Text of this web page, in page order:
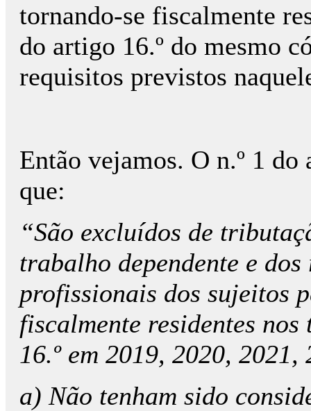
tornando-se fiscalmente
do artigo 16.º do mesmo
requisitos previstos
Então vejamos. O n.º 1
que:
“São excluídos de
trabalho dependente e
profissionais dos sujeitos
fiscalmente residentes
16.º em 2019, 2020,
a) Não tenham sido